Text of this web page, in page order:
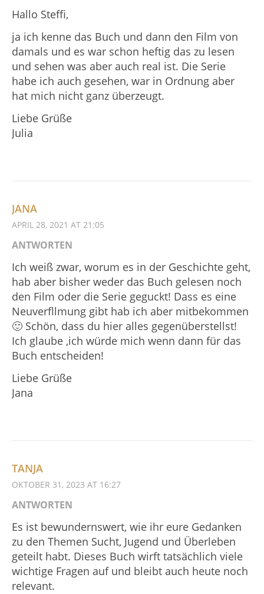
Hallo Steffi,
ja ich kenne das Buch und dann den Film von
damals und es war schon heftig das zu lesen
und sehen was aber auch real ist. Die Serie
habe ich auch gesehen, war in Ordnung aber
hat mich nicht ganz überzeugt.
Liebe Grüße
Julia
JANA
APRIL 28, 2021 AT 21:05
ANTWORTEN
Ich weiß zwar, worum es in der Geschichte geht,
hab aber bisher weder das Buch gelesen noch
den Film oder die Serie geguckt! Dass es eine
Neuverfllmung gibt hab ich aber mitbekommen
🙂 Schön, dass du hier alles gegenüberstellst!
Ich glaube ,ich würde mich wenn dann für das
Buch entscheiden!
Liebe Grüße
Jana
TANJA
OKTOBER 31, 2023 AT 16:27
ANTWORTEN
Es ist bewundernswert, wie ihr eure Gedanken
zu den Themen Sucht, Jugend und Überleben
geteilt habt. Dieses Buch wirft tatsächlich viele
wichtige Fragen auf und bleibt auch heute noch
relevant.